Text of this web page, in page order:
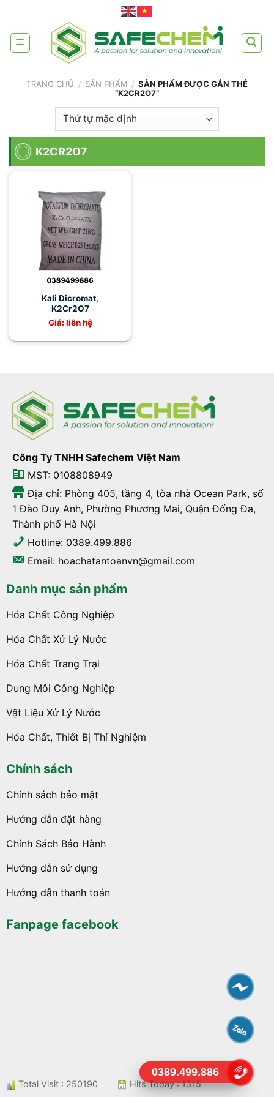
content
TRANG CHỦ / SẢN PHẨM / SẢN PHẨM ĐƯỢC GẮN THẺ
“K2CR2O7”
K2CR2O7
Kali Dicromat,
K2Cr2O7
Giá: liên hệ
Công Ty TNHH Safechem Việt Nam
MST: 0108808949
Địa chỉ: Phòng 405, tầng 4, tòa nhà Ocean Park, số
1 Đào Duy Anh, Phường Phương Mai, Quận Đống Đa,
Thành phố Hà Nội
Hotline: 0389.499.886
Email: hoachatantoanvn@gmail.com
Danh mục sản phẩm
Hóa Chất Công Nghiệp
Hóa Chất Xử Lý Nước
Hóa Chất Trang Trại
Dung Môi Công Nghiệp
Vật Liệu Xử Lý Nước
Hóa Chất, Thiết Bị Thí Nghiệm
Chính sách
Chính sách bảo mật
Hướng dẫn đặt hàng
Chính Sách Bảo Hành
Hướng dẫn sử dụng
Hướng dẫn thanh toán
Fanpage facebook
Total Visit : 250190 Hits Today : 1315
0389.499.886